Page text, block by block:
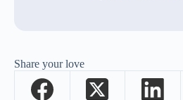
Share your love